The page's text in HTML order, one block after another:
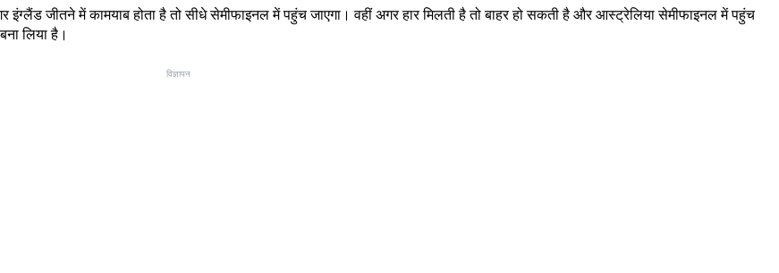
जीतने में कामयाब होता है तो सीधे सेमीफाइनल में पहुंच जाएगा। वहीं अगर हार मिलती है तो बाहर हो सकती है और आस्ट्रेलिया सेमीफाइनल में पहुंच
लिया है।
विज्ञापन